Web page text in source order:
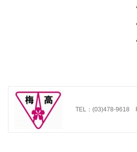
TEL：(03)478-9618